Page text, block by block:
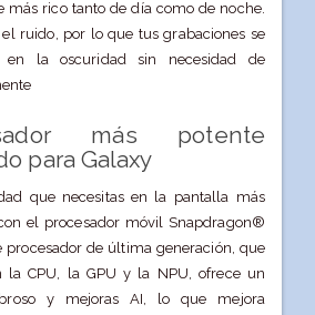
más rico tanto de día como de noche.
ruido, por lo que tus grabaciones se
en la oscuridad sin necesidad de
más potente
para Galaxy
que necesitas en la pantalla más
el procesador móvil Snapdragon®
procesador de última generación, que
la CPU, la GPU y la NPU, ofrece un
y mejoras AI, lo que mejora